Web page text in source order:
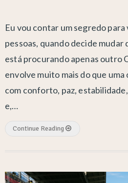
Eu vou contar um segredo para
pessoas, quando decide mudar
está procurando apenas outro
envolve muito mais do que uma
com conforto, paz,
e,…
Continue Reading